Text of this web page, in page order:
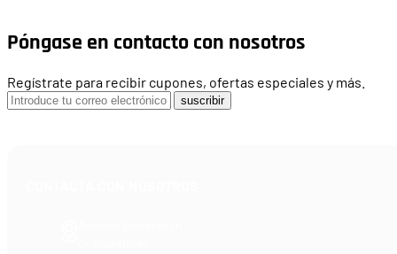
Póngase en contacto con nosotros
Regístrate para recibir cupones, ofertas especiales y más.
suscribir